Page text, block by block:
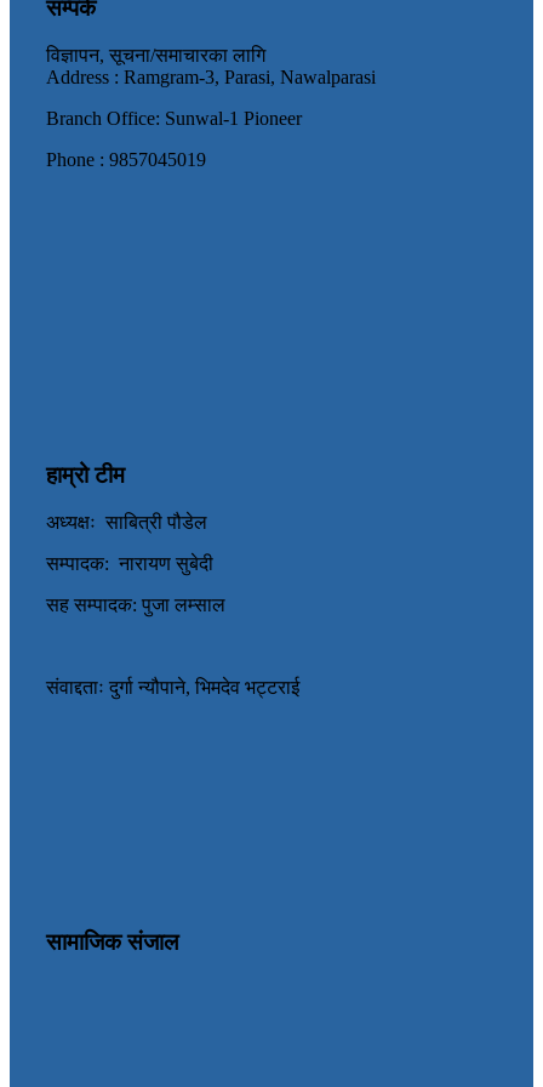
सम्पर्क
विज्ञापन, सूचना/समाचारका लागि
Address : Ramgram-3, Parasi, Nawalparasi
Branch Office: Sunwal-1 Pioneer
Phone : 9857045019
हाम्रो टीम
अध्यक्षः साबित्री पौडेल
सम्पादक: नारायण सुबेदी
सह सम्पादक: पुजा लम्साल
संवाद्दताः दुर्गा न्यौपाने, भिमदेव भट्टराई
सामाजिक संजाल